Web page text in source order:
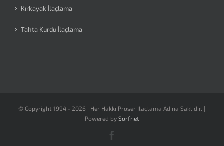
Kırkayak İlaçlama
Tahta Kurdu İlaçlama
© Copyright 1994 - 2026 | Her Hakkı Proser İlaçlama Adına Saklıdır. |
Powered by Sorfnet